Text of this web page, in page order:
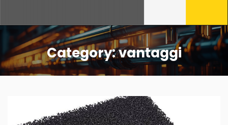
Category:vantaggi